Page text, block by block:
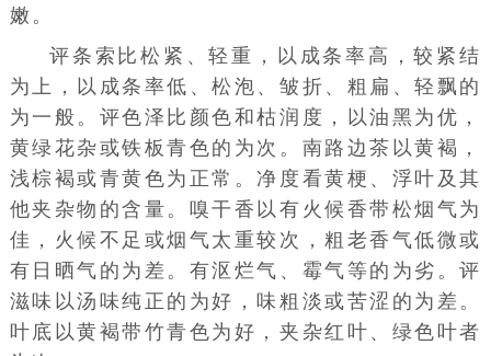
嫩。
评条索比松紧、轻重，以成条率高，较紧结
为上，以成条率低、松泡、皱折、粗扁、轻飘的
为一般。评色泽比颜色和枯润度，以油黑为优，
黄绿花杂或铁板青色的为次。南路边茶以黄褐，
浅棕褐或青黄色为正常。净度看黄梗、浮叶及其
他夹杂物的含量。嗅干香以有火候香带松烟气为
佳，火候不足或烟气太重较次，粗老香气低微或
有日晒气的为差。有沤烂气、霉气等的为劣。评
滋味以汤味纯正的为好，味粗淡或苦涩的为差。
叶底以黄褐带竹青色为好，夹杂红叶、绿色叶者